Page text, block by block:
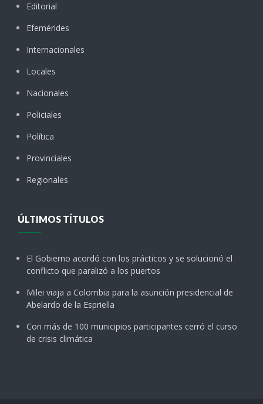
Editorial
Efemérides
Internacionales
Locales
Nacionales
Policiales
Política
Provinciales
Regionales
ÚLTIMOS TÍTULOS
El Gobierno acordó con los prácticos y se solucionó el
conflicto que paralizó a los puertos
Milei viaja a Colombia para la asunción presidencial de
Abelardo de la Espriella
Con más de 100 municipios participantes cerró el curso
de crisis climática